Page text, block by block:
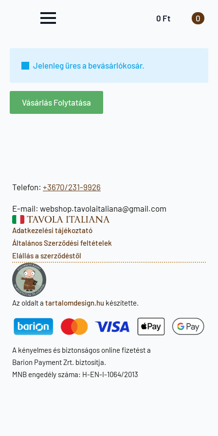
0 Ft 0
Jelenleg üres a bevásárlókosár.
Vásárlás Folytatása
Telefon: +3670/231-9926
E-mail: webshop.tavolaitaliana@gmail.com
Adatkezelési tájékoztató
Általános Szerződési feltételek
Elállás a szerződéstől
Az oldalt a tartalomdesign.hu készítette.
A kényelmes és biztonságos online fizetést a
Barion Payment Zrt. biztosítja.
MNB engedély száma: H-EN-I-1064/2013